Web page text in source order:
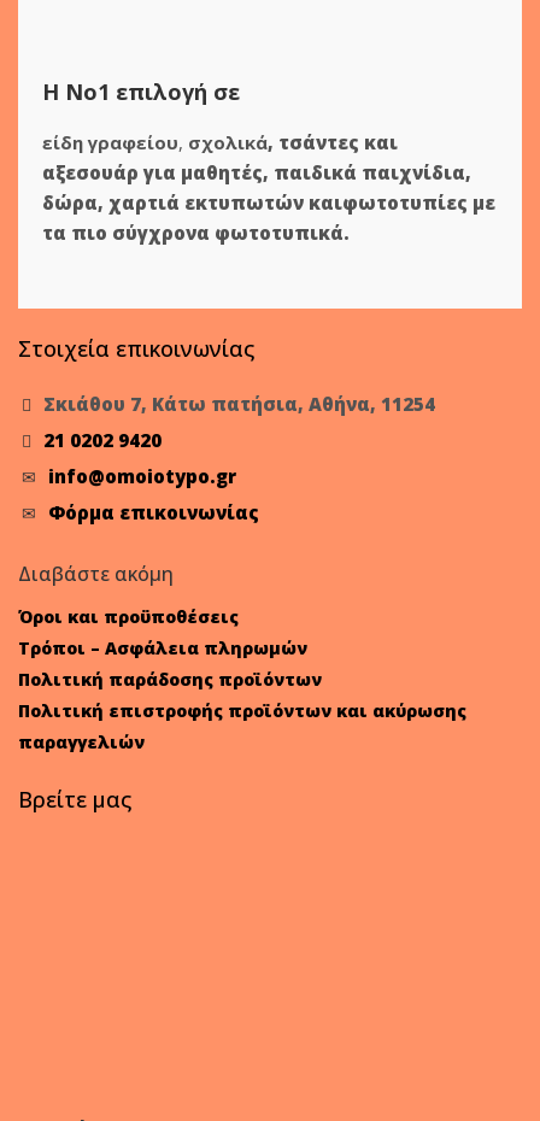
Η Νο1 επιλογή σε
είδη γραφείου, σχολικά, τσάντες και
αξεσουάρ για μαθητές, παιδικά παιχνίδια,
δώρα, χαρτιά εκτυπωτών καιφωτοτυπίες με
τα πιο σύγχρονα φωτοτυπικά.
Στοιχεία επικοινωνίας
Σκιάθου 7, Κάτω πατήσια, Αθήνα, 11254
21 0202 9420
info@omoiotypo.gr
Φόρμα επικοινωνίας
Διαβάστε ακόμη
Όροι και προϋποθέσεις
Τρόποι – Ασφάλεια πληρωμών
Πολιτική παράδοσης προϊόντων
Πολιτική επιστροφής προϊόντων και ακύρωσης
παραγγελιών
Βρείτε μας